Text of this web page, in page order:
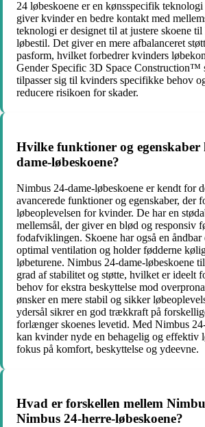
24 løbeskoene er en kønsspecifik
giver kvinder en bedre kontakt med
teknologi er designet til at justere skoene
løbestil. Det giver en mere afbalanceret
pasform, hvilket forbedrer kvinders
Gender Specific 3D Space Construction™
tilpasser sig til kvinders specifikke behov
reducere risikoen for skader.
Hvilke funktioner og egenskaber
dame-løbeskoene?
Nimbus 24-dame-løbeskoene er kendt for
avancerede funktioner og egenskaber, der
løbeoplevelsen for kvinder. De har en
mellemsål, der giver en blød og responsiv
fodafviklingen. Skoene har også en
optimal ventilation og holder fødderne
løbeturene. Nimbus 24-dame-løbeskoene
grad af stabilitet og støtte, hvilket er ideelt
behov for ekstra beskyttelse mod
ønsker en mere stabil og sikker
ydersål sikrer en god trækkraft på
forlænger skoenes levetid. Med Nimbus
kan kvinder nyde en behagelig og effektiv
fokus på komfort, beskyttelse og ydeevne.
Hvad er forskellen mellem
Nimbus 24-herre-løbeskoene?